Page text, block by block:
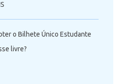
o Bilhete Único Estudante
livre?